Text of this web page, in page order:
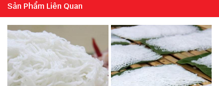
Sản Phẩm Liên Quan